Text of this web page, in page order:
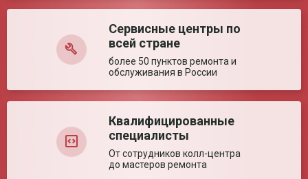
Достоинства:
Сервисные центры по
всей стране
более 50 пунктов ремонта и
обслуживания в России
Квалифицированные
специалисты
От сотрудников колл-центра
до мастеров ремонта